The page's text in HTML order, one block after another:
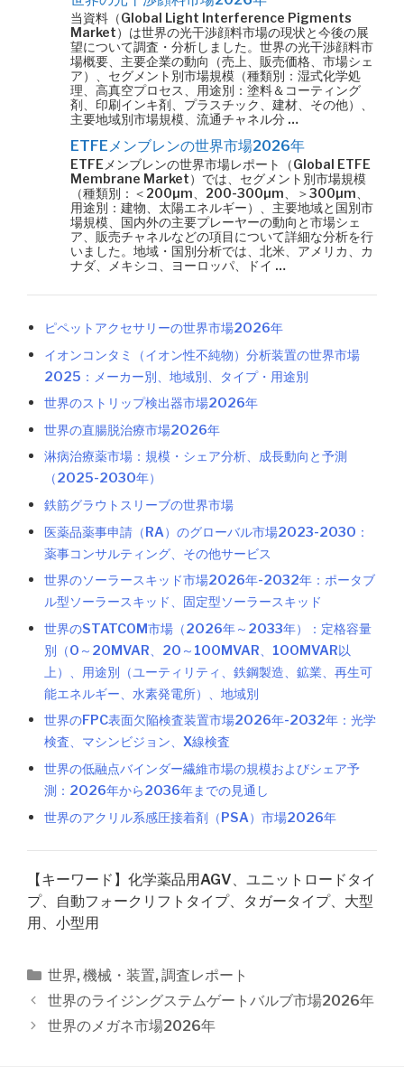
当資料（Global Light Interference Pigments
Market）は世界の光干渉顔料市場の現状と今後の展
望について調査・分析しました。世界の光干渉顔料市
場概要、主要企業の動向（売上、販売価格、市場シェ
ア）、セグメント別市場規模（種類別：湿式化学処
理、高真空プロセス、用途別：塗料＆コーティング
剤、印刷インキ剤、プラスチック、建材、その他）、
主要地域別市場規模、流通チャネル分 …
ETFEメンブレンの世界市場2026年
ETFEメンブレンの世界市場レポート（Global ETFE
Membrane Market）では、セグメント別市場規模
（種類別：＜200µm、200-300µm、＞300µm、
用途別：建物、太陽エネルギー）、主要地域と国別市
場規模、国内外の主要プレーヤーの動向と市場シェ
ア、販売チャネルなどの項目について詳細な分析を行
いました。地域・国別分析では、北米、アメリカ、カ
ナダ、メキシコ、ヨーロッパ、ドイ …
ピペットアクセサリーの世界市場2026年
イオンコンタミ（イオン性不純物）分析装置の世界市場
2025：メーカー別、地域別、タイプ・用途別
世界のストリップ検出器市場2026年
世界の直腸脱治療市場2026年
淋病治療薬市場：規模・シェア分析、成長動向と予測
（2025-2030年）
鉄筋グラウトスリーブの世界市場
医薬品薬事申請（RA）のグローバル市場2023-2030：
薬事コンサルティング、その他サービス
世界のソーラースキッド市場2026年-2032年：ポータブ
ル型ソーラースキッド、固定型ソーラースキッド
世界のSTATCOM市場（2026年～2033年）：定格容量
別（0～20MVAR、20～100MVAR、100MVAR以
上）、用途別（ユーティリティ、鉄鋼製造、鉱業、再生可
能エネルギー、水素発電所）、地域別
世界のFPC表面欠陥検査装置市場2026年-2032年：光学
検査、マシンビジョン、X線検査
世界の低融点バインダー繊維市場の規模およびシェア予
測：2026年から2036年までの見通し
世界のアクリル系感圧接着剤（PSA）市場2026年
【キーワード】化学薬品用AGV、ユニットロードタイ
プ、自動フォークリフトタイプ、タガータイプ、大型
用、小型用
カ
テ
ゴ
世界, 機械・装置, 調査レポート
投
稿
世界のライジングステムゲートバルブ市場2026年
世界のメガネ市場2026年